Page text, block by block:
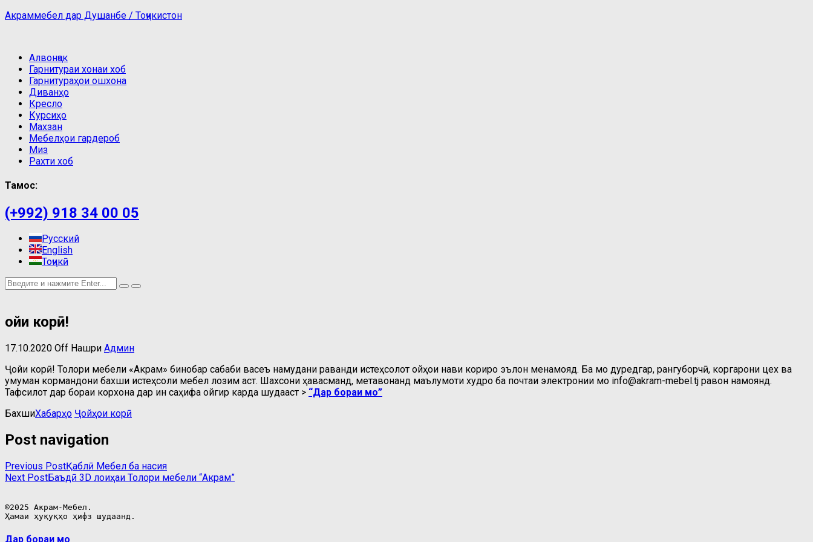
Акраммебел дар Душанбе / Тоҷикистон
Алвонҷак
Гарнитураи хонаи хоб
Гарнитураҳои ошхона
Диванҳо
Кресло
Курсиҳо
Махзан
Мебелҳои гардероб
Миз
Рахти хоб
Тамос:
(+992) 918 34 00 05
Русский
English
Тоҷикӣ
Ҷойи корӣ!
17.10.2020 Off Нашри Админ
Ҷойи корӣ! Толори мебели «Акрам» бинобар сабаби васеъ намудани раванди истеҳсолот ҷойҳои нави кориро эълон менамояд. Ба мо дуредгар, рангуборчӣ, коргарони цех ва
умуман кормандони бахши истеҳсоли мебел лозим аст. Шахсони ҳавасманд, метавонанд маълумоти худро ба почтаи электронии мо info@akram-mebel.tj равон намоянд.
Тафсилот дар бораи корхона дар ин саҳифа ҷойгир карда шудааст > “Дар бораи мо”
БахшиХабарҳо Ҷойҳои корӣ
Post navigation
Previous PostҚаблӣ Мебел ба насия
Next PostБаъдӣ 3D лоиҳаи Толори мебели “Акрам”
©2025 Акрам-Мебел.
Ҳамаи ҳуқуқҳо ҳифз шудаанд.
Дар бораи мо